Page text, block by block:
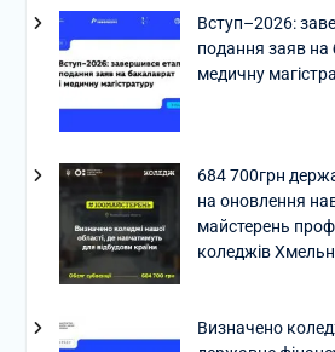
Вступ–2026:
подання заяв на
медичну
684 700грн
на оновлення
майстерень
коледжів
Визначено